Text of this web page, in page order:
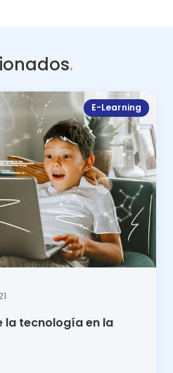
.
E-Learning
la tecnología en la